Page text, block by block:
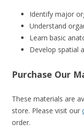
Identify major
Understand
Learn basic
Develop spatial
Purchase Our
These materials are
store. Please visit our
order.